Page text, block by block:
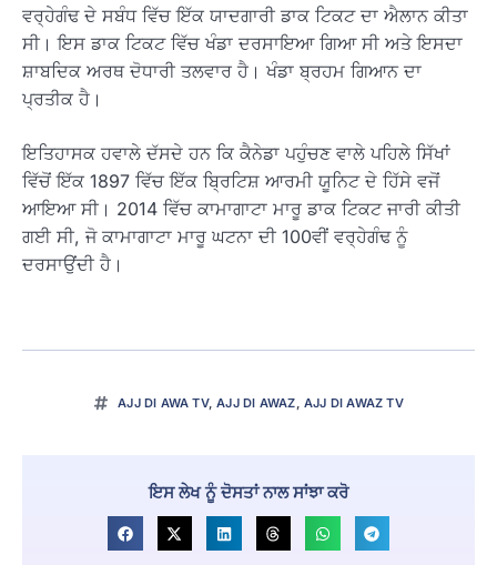
ਵਰ੍ਹੇਗੰਢ ਦੇ ਸਬੰਧ ਵਿੱਚ ਇੱਕ ਯਾਦਗਾਰੀ ਡਾਕ ਟਿਕਟ ਦਾ ਐਲਾਨ ਕੀਤਾ
ਸੀ। ਇਸ ਡਾਕ ਟਿਕਟ ਵਿੱਚ ਖੰਡਾ ਦਰਸਾਇਆ ਗਿਆ ਸੀ ਅਤੇ ਇਸਦਾ
ਸ਼ਾਬਦਿਕ ਅਰਥ ਦੋਧਾਰੀ ਤਲਵਾਰ ਹੈ। ਖੰਡਾ ਬ੍ਰਹਮ ਗਿਆਨ ਦਾ
ਪ੍ਰਤੀਕ ਹੈ।
ਇਤਿਹਾਸਕ ਹਵਾਲੇ ਦੱਸਦੇ ਹਨ ਕਿ ਕੈਨੇਡਾ ਪਹੁੰਚਣ ਵਾਲੇ ਪਹਿਲੇ ਸਿੱਖਾਂ
ਵਿੱਚੋਂ ਇੱਕ 1897 ਵਿੱਚ ਇੱਕ ਬ੍ਰਿਟਿਸ਼ ਆਰਮੀ ਯੂਨਿਟ ਦੇ ਹਿੱਸੇ ਵਜੋਂ
ਆਇਆ ਸੀ। 2014 ਵਿੱਚ ਕਾਮਾਗਾਟਾ ਮਾਰੂ ਡਾਕ ਟਿਕਟ ਜਾਰੀ ਕੀਤੀ
ਗਈ ਸੀ, ਜੋ ਕਾਮਾਗਾਟਾ ਮਾਰੂ ਘਟਨਾ ਦੀ 100ਵੀਂ ਵਰ੍ਹੇਗੰਢ ਨੂੰ
ਦਰਸਾਉਂਦੀ ਹੈ।
AJJ DI AWA TV,AJJ DI AWAZ, AJJ DI AWAZ TV
ਇਸ ਲੇਖ ਨੂੰ ਦੋਸਤਾਂ ਨਾਲ ਸਾਂਝਾ ਕਰੋ